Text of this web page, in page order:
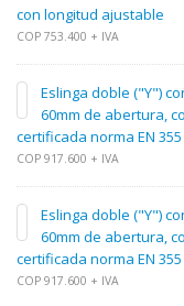
con longitud ajustable
COP 753.400 + IVA
Eslinga doble ("Y")
60mm de abertura,
certificada norma EN 355
COP 917.600 + IVA
Eslinga doble ("Y")
60mm de abertura,
certificada norma EN 355
COP 917.600 + IVA